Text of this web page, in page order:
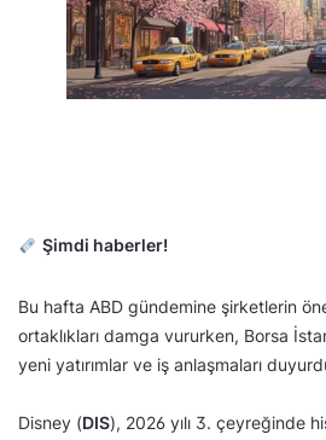
Şimdi haberler!
Bu hafta ABD gündemine şirketlerin
ortaklıkları damga vururken, Borsa
yeni yatırımlar ve iş anlaşmaları
Disney (DIS), 2026 yılı 3. çeyreğinde